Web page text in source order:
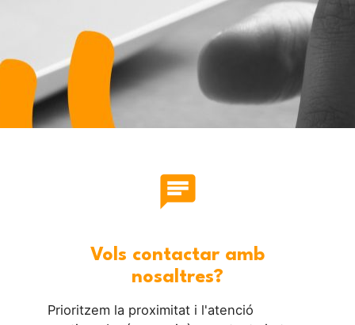
chat
Vols contactar amb
nosaltres?
Prioritzem la proximitat i l'atenció